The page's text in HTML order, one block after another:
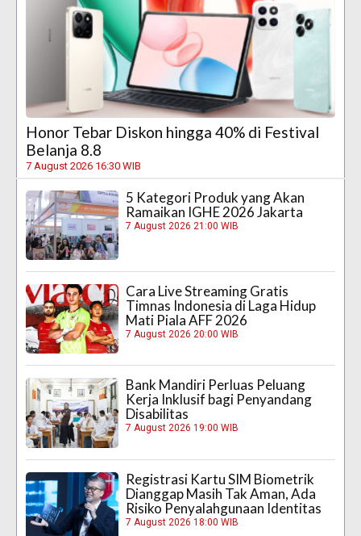
Honor Tebar Diskon hingga 40% di Festival
Belanja 8.8
7 August 2026 16:30 WIB
5 Kategori Produk yang Akan
Ramaikan IGHE 2026 Jakarta
7 August 2026 21:00 WIB
Cara Live Streaming Gratis
Timnas Indonesia di Laga Hidup
Mati Piala AFF 2026
7 August 2026 20:00 WIB
Bank Mandiri Perluas Peluang
Kerja Inklusif bagi Penyandang
Disabilitas
7 August 2026 19:00 WIB
Registrasi Kartu SIM Biometrik
Dianggap Masih Tak Aman, Ada
Risiko Penyalahgunaan Identitas
7 August 2026 18:00 WIB